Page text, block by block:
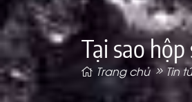
Tại sao
Trang chủ Tin